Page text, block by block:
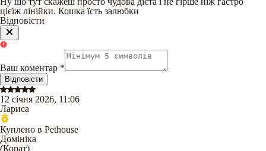
цієїж лінійки. Кошка їсть залюбки
Відповісти
Ваш коментар *
Відповісти
12 січня 2026, 11:06
Лариса
Куплено в Pethouse
Домініка
(Корат)